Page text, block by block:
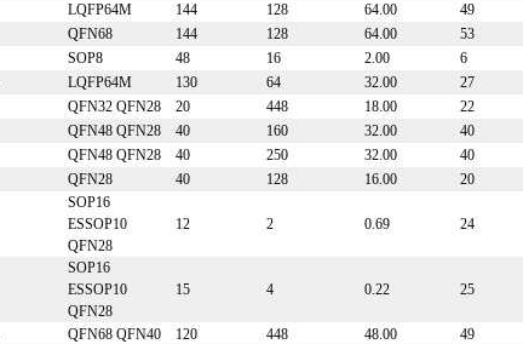
LQFP64M 144 128 64.00 49
QFN68 144 128 64.00 53
SOP8 48 16 2.00 6
LQFP64M 130 64 32.00 27
QFN32 QFN28 20 448 18.00 22
QFN48 QFN28 40 160 32.00 40
QFN48 QFN28 40 250 32.00 40
QFN28 40 128 16.00 20
SOP16
ESSOP10
QFN28
12 2 0.69 24
SOP16
ESSOP10
QFN28
15 4 0.22 25
QFN68 QFN40 120 448 48.00 49